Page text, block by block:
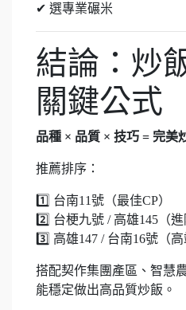
✔ 選專業碾米
結論：炒
關鍵公式
品種 × 品質 × 技巧 = 完美
推薦排序：
1️⃣ 台南11號（最佳CP）
2️⃣ 台梗九號 / 高雄145（進
3️⃣ 高雄147 / 台南16號（高
搭配契作集團產區、智慧
能穩定做出高品質炒飯。